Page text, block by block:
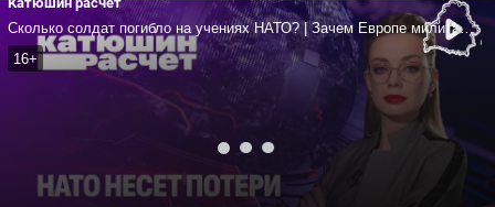
Сколько солдат погибло на учениях НАТО? | Зачем Европе милитаризация? | Чего добивается Запад?
16+